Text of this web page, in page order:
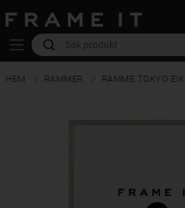
HEM RAMMER RAMME TOKYO EIK